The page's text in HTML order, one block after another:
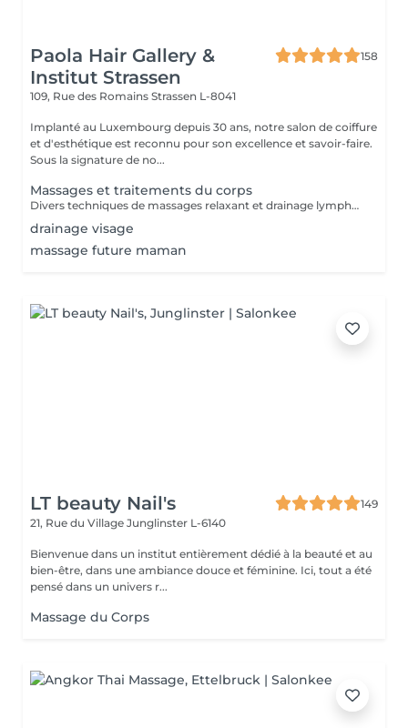
Paola Hair Gallery &
Institut Strassen
158
109, Rue des Romains Strassen L-8041
Implanté au Luxembourg depuis 30 ans, notre salon de coiffure
et d'esthétique est reconnu pour son excellence et savoir-faire.
Sous la signature de no...
Massages et traitements du corps
Divers techniques de massages relaxant et drainage lymphatique manuel
drainage visage
massage future maman
LT beauty Nail's
149
21, Rue du Village Junglinster L-6140
Bienvenue dans un institut entièrement dédié à la beauté et au
bien-être, dans une ambiance douce et féminine. Ici, tout a été
pensé dans un univers r...
Massage du Corps